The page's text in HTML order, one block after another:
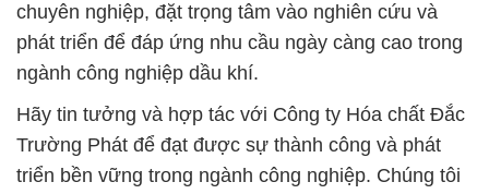
chuyên nghiệp, đặt trọng tâm vào nghiên cứu và
phát triển để đáp ứng nhu cầu ngày càng cao trong
ngành công nghiệp dầu khí.
Hãy tin tưởng và hợp tác với Công ty Hóa chất Đắc
Trường Phát để đạt được sự thành công và phát
triển bền vững trong ngành công nghiệp. Chúng tôi